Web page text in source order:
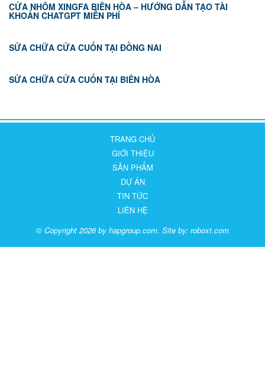
CỬA NHÔM XINGFA BIÊN HÒA – HƯỚNG DẪN TẠO TÀI
KHOẢN CHATGPT MIỄN PHÍ
SỬA CHỮA CỬA CUỐN TẠI ĐỒNG NAI
SỬA CHỮA CỬA CUỐN TẠI BIÊN HÒA
TRANG CHỦ
GIỚI THIỆU
SẢN PHẨM
DỰ ÁN
TIN TỨC
LIÊN HỆ
© Copyright 2026 by hapgroup.com. Site by: roboxt.com